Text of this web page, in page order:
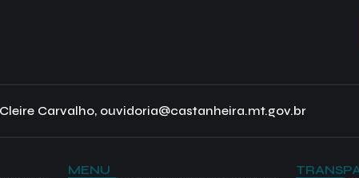
Carvalho, ouvidoria@castanheira.mt.gov.br
MENU